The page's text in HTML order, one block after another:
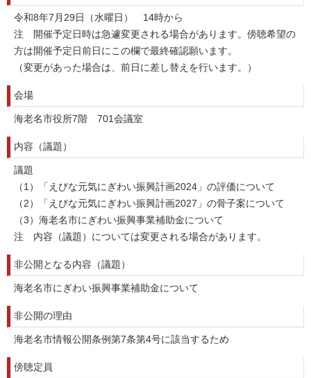
令和8年7月29日（水曜日） 14時から
注 開催予定日時は急遽変更される場合があります。傍聴希望の
方は開催予定日前日にこの欄で最終確認願います。
（変更があった場合は、前日に差し替えを行います。）
会場
海老名市役所7階 701会議室
内容（議題）
議題
（1）「えびな元気にぎわい振興計画2024」の評価について
（2）「えびな元気にぎわい振興計画2027」の骨子案について
（3）海老名市にぎわい振興事業補助金について
注 内容（議題）については変更される場合があります。
非公開となる内容（議題）
海老名市にぎわい振興事業補助金について
非公開の理由
海老名市情報公開条例第7条第4号に該当するため
傍聴定員